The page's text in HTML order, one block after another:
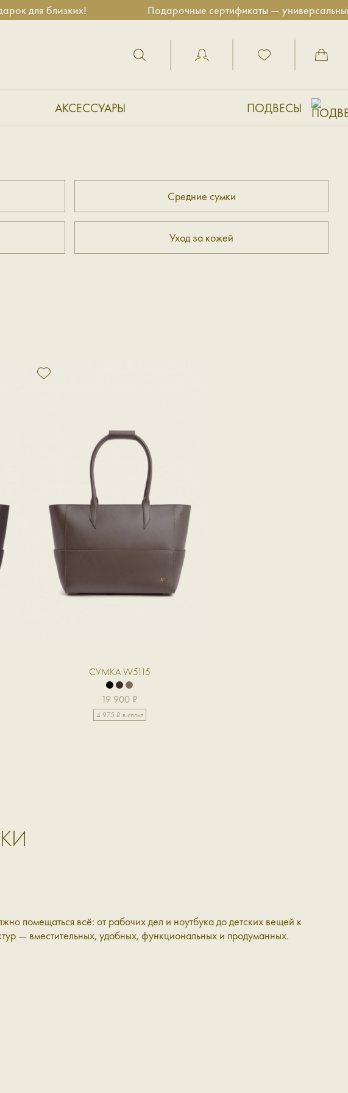
для близких! Подарочные сертификаты — универсальный
АКСЕССУАРЫ ПОДВЕСЫ
Средние сумки
Уход за кожей
СУМКА W5115
19 900 ₽
4 975 ₽ в сплит
помещаться всё: от рабочих дел и ноутбука до детских вещей к
— вместительных, удобных, функциональных и продуманных.
или красота, или долговечность. Наши сумки — всё, везде и
от своих коллег.
или на пробежку.
велюр — мягкий и расслабленный.